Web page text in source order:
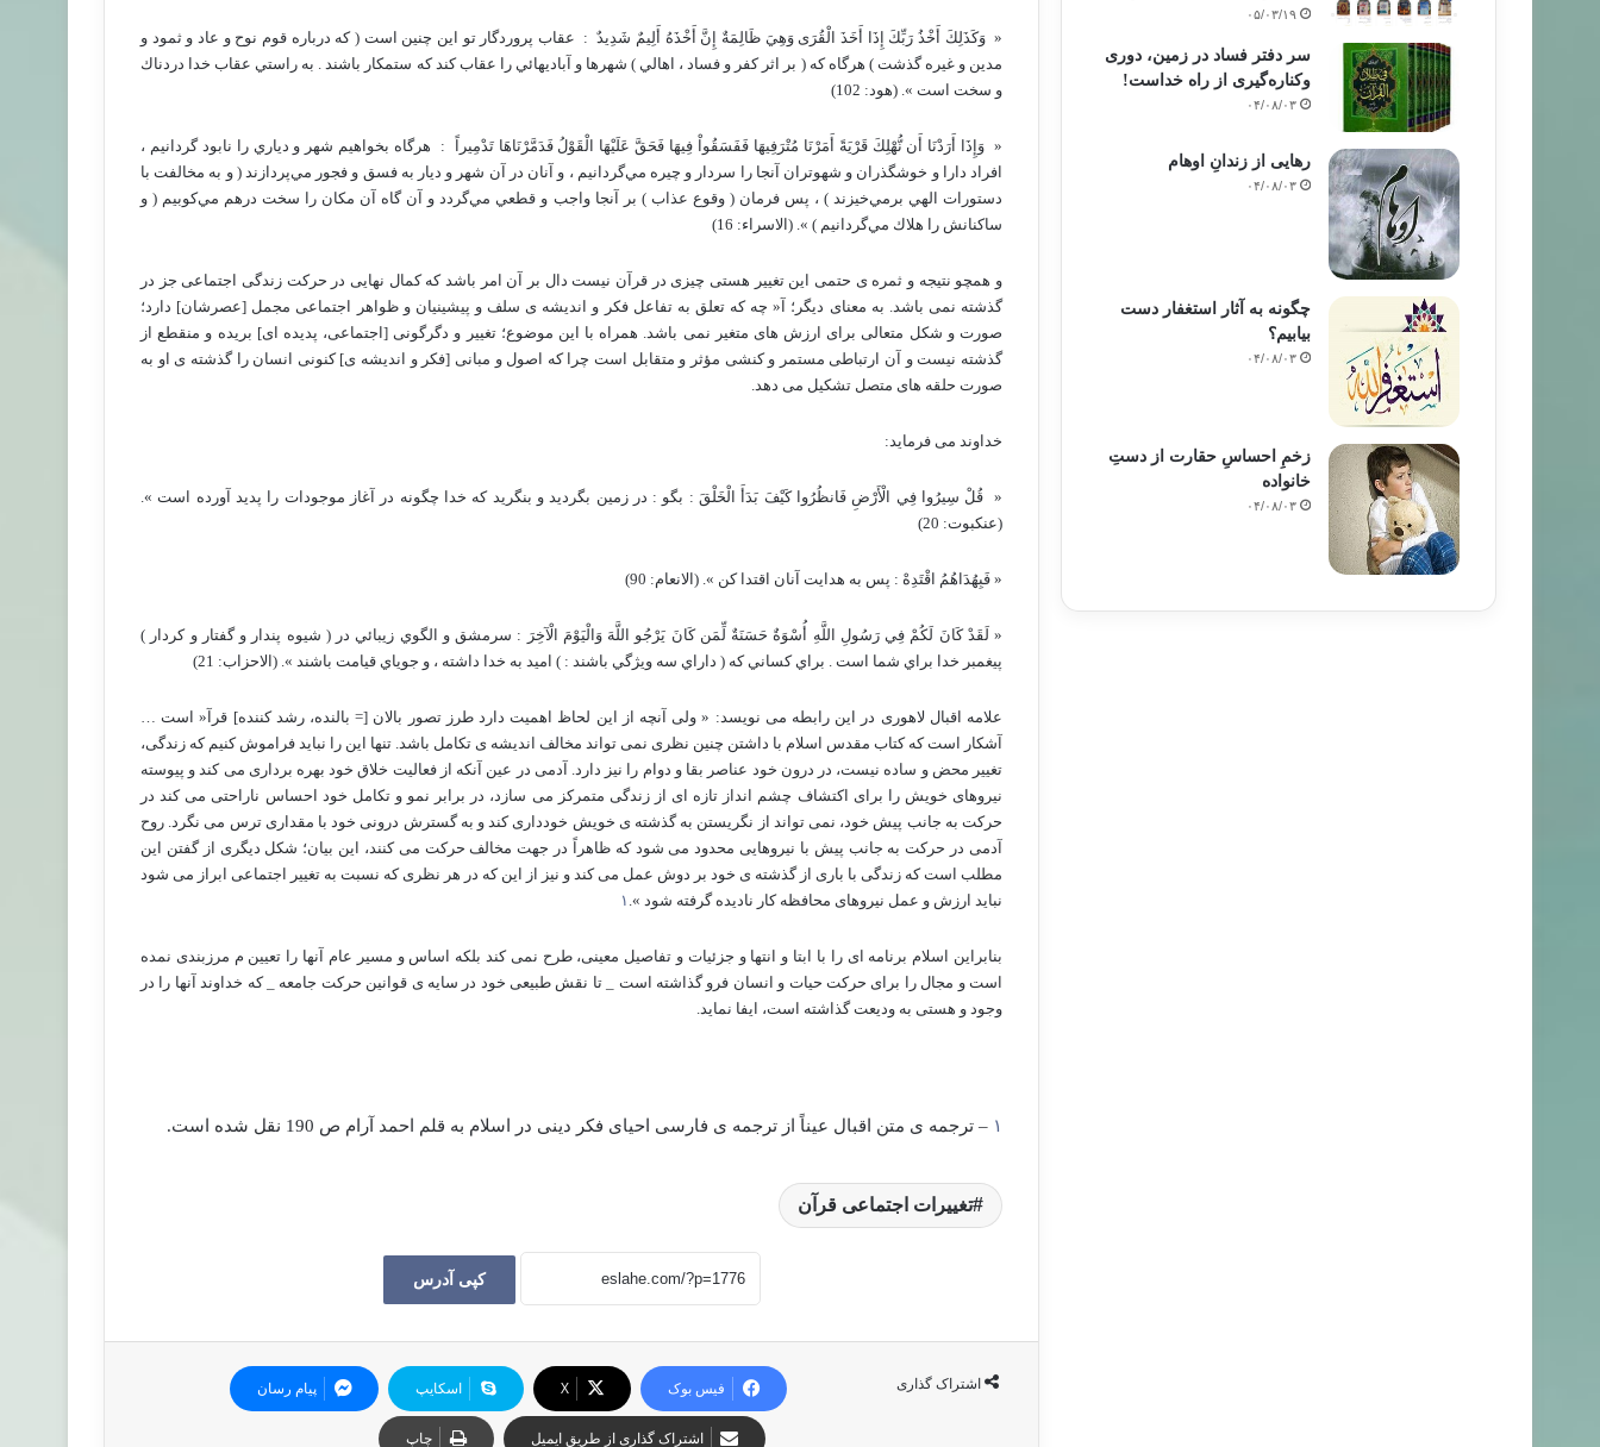
« ‏ وَكَذَلِكَ أَخْذُ رَبِّكَ إِذَا أَخَذَ الْقُرَى وَهِيَ ظَالِمَةٌ إِنَّ أَخْذَهُ أَلِيمٌ شَدِيدٌ ‏ : ‏ عقاب پروردگار تو اين چنين است ( كه درباره قوم نوح و عاد و ثمود و
مدين و غيره گذشت ) هرگاه كه ( بر اثر كفر و فساد ، اهالي ) شهرها و آباديهائي را عقاب كند كه ستمكار باشند . به راستي عقاب خدا دردناك
و سخت است ». (هود: 102)
« ‏ وَإِذَا أَرَدْنَا أَن نُّهْلِكَ قَرْيَةً أَمَرْنَا مُتْرَفِيهَا فَفَسَقُواْ فِيهَا فَحَقَّ عَلَيْهَا الْقَوْلُ فَدَمَّرْنَاهَا تَدْمِيراً ‏ : ‏ هرگاه بخواهيم شهر و دياري را نابود گردانيم ،
افراد دارا و خوشگذران و شهوتران آنجا را سردار و چيره‌ مي‌گردانيم ، و آنان در آن شهر و ديار به فسق و فجور مي‌پردازند ( و به مخالفت با
دستورات الهي برمي‌خيزند ) ، پس فرمان ( وقوع عذاب ) بر آنجا واجب و قطعي مي‌گردد و آن گاه آن مكان را سخت درهم مي‌كوبيم ( و
ساكنانش را هلاك مي‌گردانيم ) ». (الاسراء: 16)
و همچو نتیجه و ثمره ی حتمی این تغییر هستی چیزی در قرآن نیست دال بر آن امر باشد که کمال نهایی در حرکت زندگی اجتماعی جز در
گذشته نمی باشد. به معنای دیگر؛ آ« چه که تعلق به تفاعل فکر و اندیشه ی سلف و پیشینیان و ظواهر اجتماعی مجمل [عصرشان] دارد؛
صورت و شکل متعالی برای ارزش های متغیر نمی باشد. همراه با این موضوع؛ تغییر و دگرگونی [اجتماعی، پدیده ای] بریده و منقطع از
گذشته نیست و آن ارتباطی مستمر و کنشی مؤثر و متقابل است چرا که اصول و مبانی [فکر و اندیشه ی] کنونی انسان را گذشته ی او به
صورت حلقه های متصل تشکیل می دهد.
خداوند می فرماید:
« قُلْ سِيرُوا فِي الْأَرْضِ فَانظُرُوا كَيْفَ بَدَأَ الْخَلْقَ : بگو : در زمين بگرديد و بنگريد كه خدا چگونه در آغاز موجودات را پديد آورده است ».
(عنکبوت: 20)
« فَبِهُدَاهُمُ اقْتَدِهْ : پس به هدایت آنان اقتدا کن ». (الانعام: 90)
« لَقَدْ كَانَ لَكُمْ فِي رَسُولِ اللَّهِ أُسْوَةٌ حَسَنَةٌ لِّمَن كَانَ يَرْجُو اللَّهَ وَالْيَوْمَ الْآخِرَ : سرمشق و الگوي زيبائي در ( شيوه پندار و گفتار و كردار )
پيغمبر خدا براي شما است . براي كساني كه ( داراي سه ويژگي باشند : ) اميد به خدا داشته ، و جوياي قيامت باشند ». (الاحزاب: 21)
علامه اقبال لاهوری در این رابطه می نویسد: « ولی آنچه از این لحاظ اهمیت دارد طرز تصور بالان [= بالنده، رشد کننده] قرآ« است …
آشکار است که کتاب مقدس اسلام با داشتن چنین نظری نمی تواند مخالف اندیشه ی تکامل باشد. تنها این را نباید فراموش کنیم که زندگی،
تغییر محض و ساده نیست، در درون خود عناصر بقا و دوام را نیز دارد. آدمی در عین آنکه از فعالیت خلاق خود بهره برداری می کند و پیوسته
نیروهای خویش را برای اکتشاف چشم انداز تازه ای از زندگی متمرکز می سازد، در برابر نمو و تکامل خود احساس ناراحتی می کند در
حرکت به جانب پیش خود، نمی تواند از نگریستن به گذشته ی خویش خودداری کند و به گسترش درونی خود با مقداری ترس می نگرد. روح
آدمی در حرکت به جانب پیش با نیروهایی محدود می شود که ظاهراً در جهت مخالف حرکت می کنند، این بیان؛ شکل دیگری از گفتن این
مطلب است که زندگی با باری از گذشته ی خود بر دوش عمل می کند و نیز از این که در هر نظری که نسبت به تغییر اجتماعی ابراز می شود
نباید ارزش و عمل نیروهای محافظه کار نادیده گرفته شود ». ١
بنابراین اسلام برنامه ای را با ابتا و انتها و جزئیات و تفاصیل معینی، طرح نمی کند بلکه اساس و مسیر عام آن­ها را تعیین م مرزبندی نمده
است و مجال را برای حرکت حیات و انسان فرو گذاشته است _ تا نقش طبیعی خود در سایه ی قوانین حرکت جامعه _ که خداوند آن­ها را در
وجود و هستی به ودیعت گذاشته است، ایفا نماید.
١ – ترجمه ی متن اقبال عیناً از ترجمه ی فارسی احیای فکر دینی در اسلام به قلم احمد آرام ص 190 نقل شده است.
تغییرات اجتماعی قرآن
کپی آدرس
اشتراک گذاری فیس بوک X اسکایپ پیام رسان
اشتراک گذاری از طریق ایمیل چاپ
۰۵/۰۳/۱۹
سر دفتر فساد در زمین‌، دوری
وکناره‌گیری از راه خداست‌!
۰۴/۰۸/۰۳
رهایی از زندانِ اوهام
۰۴/۰۸/۰۳
چگونه به آثار استغفار دست
بیابیم؟
۰۴/۰۸/۰۳
زخمِ احساسِ حقارت از دستِ
خانواده
۰۴/۰۸/۰۳